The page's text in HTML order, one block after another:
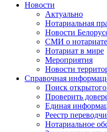
Новости
Актуально
Нотариальная
Новости
СМИ о нотариате
Нотариат в мире
Мероприятия
Новости
Справочная
Поиск открытого
Проверить
Единая
Реестр
Нотариальное